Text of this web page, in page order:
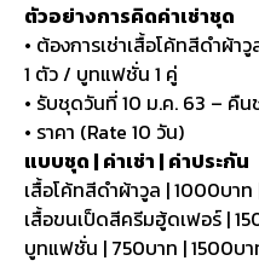
ตัวอย่างการคิดค่าเช่าชุด
• ต้องการเช่าเสื้อโค้ทสีดำผ้
1 ตัว / บูทแฟชั่น 1 คู่
• รับชุดวันที่ 10 ม.ค. 63 – คื
• ราคา (Rate 10 วัน)
แบบชุด | ค่าเช่า | ค่าประกัน
เสื้อโค้ทสีดำผ้าวูล | 1000บาท
เสื้อขนเป็ดสีครีมฮู้ดเฟอร์ |
บูทแฟชั่น | 750บาท | 1500บา